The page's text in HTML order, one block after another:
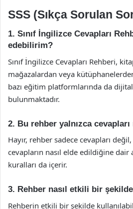
SSS (Sıkça Sorulan
1. Sınıf İngilizce Cevapları
edebilirim?
Sınıf İngilizce Cevapları Rehberi,
mağazalardan veya
bazı eğitim platformlarında da
bulunmaktadır.
2. Bu rehber yalnızca
Hayır, rehber sadece cevapları
cevapların nasıl elde edildiğine
kuralları da içerir.
3. Rehber nasıl etkili bir
Rehberin etkili bir şekilde